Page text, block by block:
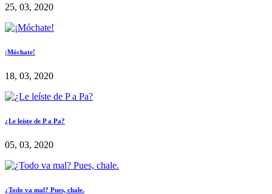
25, 03, 2020
¡Móchate!
18, 03, 2020
¿Le leíste de P a Pa?
05, 03, 2020
¿Todo va mal? Pues, chale.